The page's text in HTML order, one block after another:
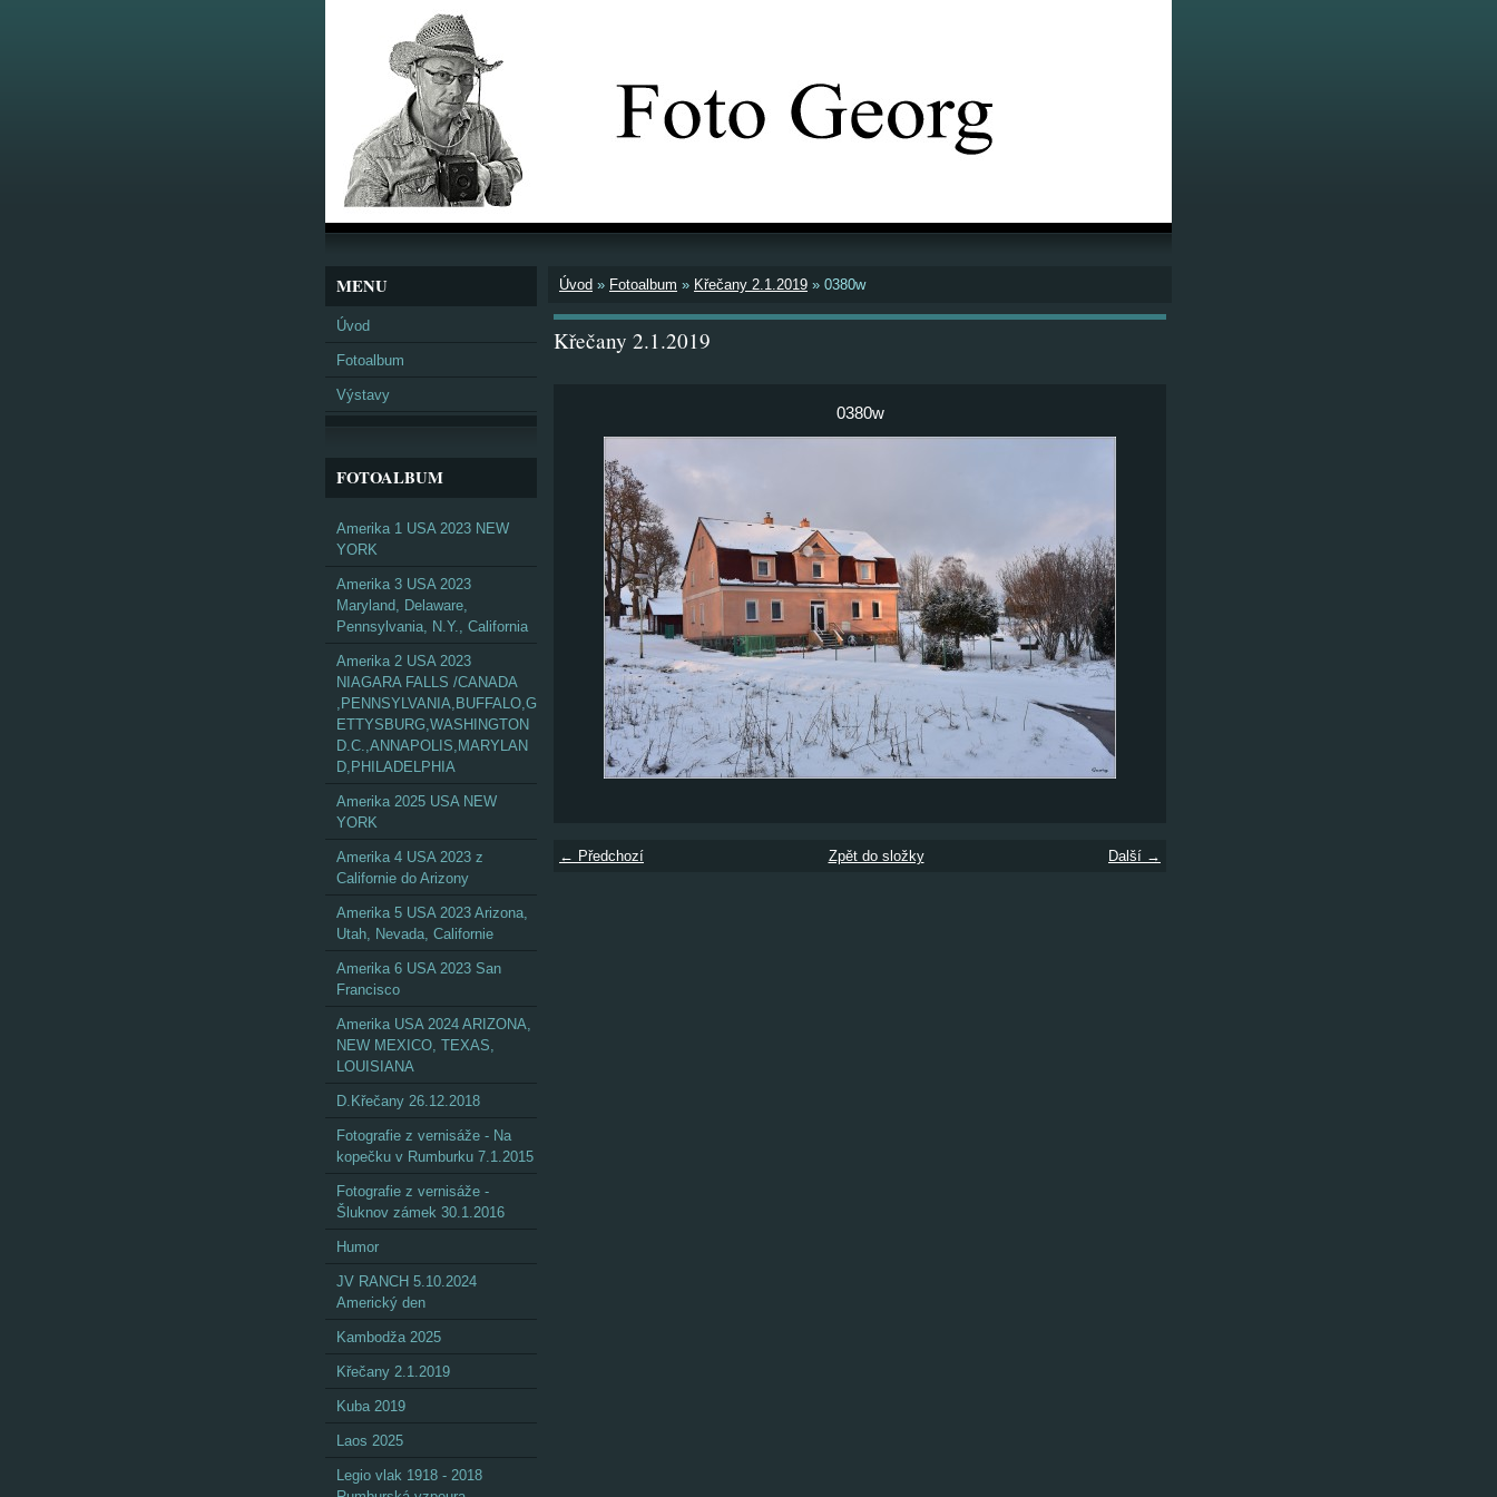
Úvod » Fotoalbum » Křečany 2.1.2019 » 0380w
Křečany 2.1.2019
0380w
← Předchozí Další →
Zpět do složky
MENU
Úvod
Fotoalbum
Výstavy
FOTOALBUM
Amerika 1 USA 2023 NEW
YORK
Amerika 3 USA 2023
Maryland, Delaware,
Pennsylvania, N.Y., California
Amerika 2 USA 2023
NIAGARA FALLS /CANADA
,PENNSYLVANIA,BUFFALO,G
ETTYSBURG,WASHINGTON
D.C.,ANNAPOLIS,MARYLAN
D,PHILADELPHIA
Amerika 2025 USA NEW
YORK
Amerika 4 USA 2023 z
Californie do Arizony
Amerika 5 USA 2023 Arizona,
Utah, Nevada, Californie
Amerika 6 USA 2023 San
Francisco
Amerika USA 2024 ARIZONA,
NEW MEXICO, TEXAS,
LOUISIANA
D.Křečany 26.12.2018
Fotografie z vernisáže - Na
kopečku v Rumburku 7.1.2015
Fotografie z vernisáže -
Šluknov zámek 30.1.2016
Humor
JV RANCH 5.10.2024
Americký den
Kambodža 2025
Křečany 2.1.2019
Kuba 2019
Laos 2025
Legio vlak 1918 - 2018